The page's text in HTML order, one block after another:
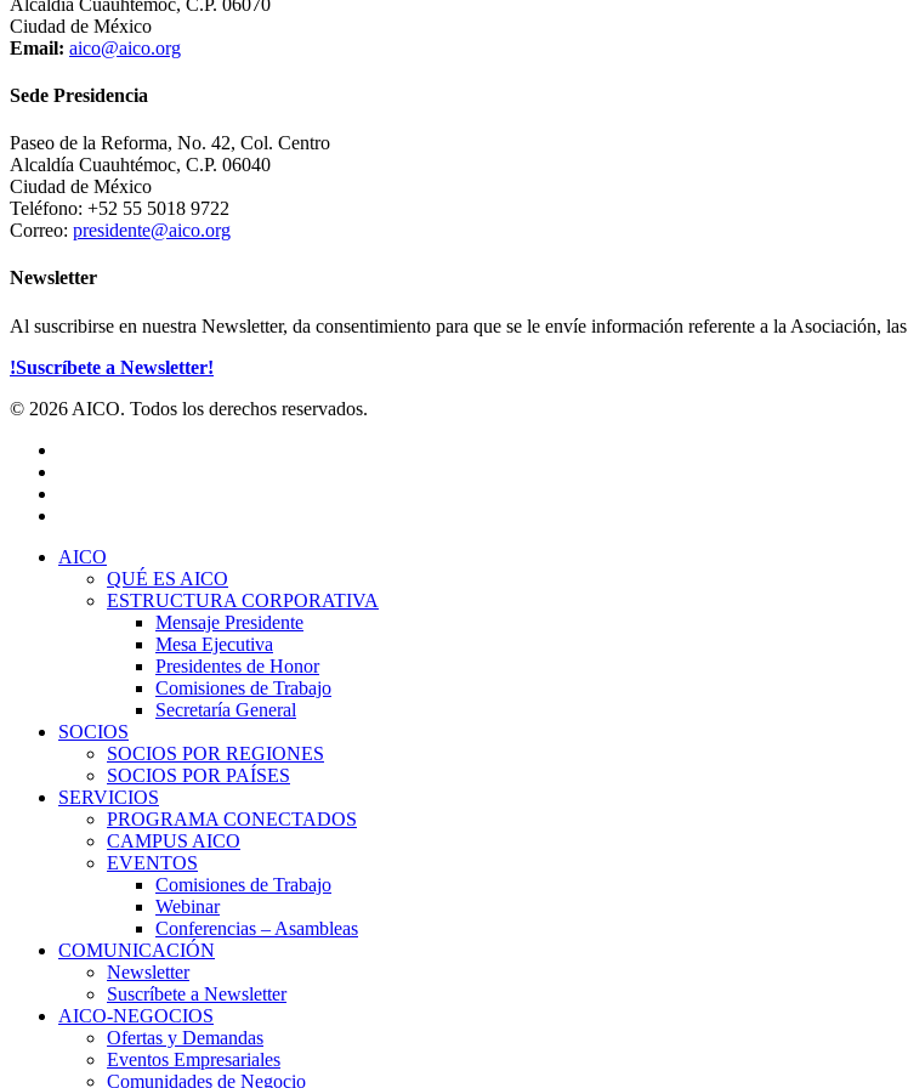
Ciudad de México
Email: aico@aico.org
Sede Presidencia
Paseo de la Reforma, No. 42, Col. Centro
Alcaldía Cuauhtémoc, C.P. 06040
Ciudad de México
Teléfono: +52 55 5018 9722
Correo: presidente@aico.org
Newsletter
Al suscribirse en nuestra Newsletter, da consentimiento para que se le envíe información referente a la Asociación,
!Suscríbete a Newsletter!
© 2026 AICO. Todos los derechos reservados.
Close
AICO
QUÉ ES AICO
ESTRUCTURA CORPORATIVA
Mensaje Presidente
Mesa Ejecutiva
Presidentes de Honor
Comisiones de Trabajo
Secretaría General
SOCIOS
SOCIOS POR REGIONES
SOCIOS POR PAÍSES
SERVICIOS
PROGRAMA CONECTADOS
CAMPUS AICO
EVENTOS
Comisiones de Trabajo
Webinar
Conferencias – Asambleas
COMUNICACIÓN
Newsletter
Suscríbete a Newsletter
AICO-NEGOCIOS
Ofertas y Demandas
Eventos Empresariales
Comunidades de Negocio